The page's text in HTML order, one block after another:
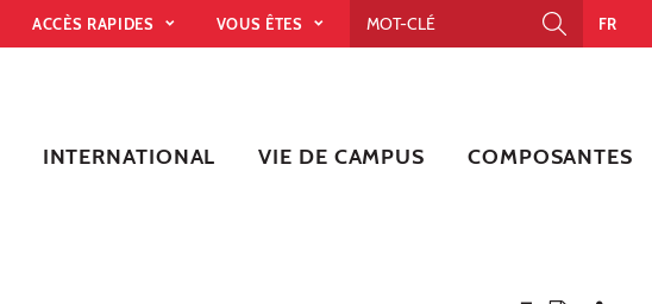
ACCÈS RAPIDES VOUS ÊTES FR
INTERNATIONAL VIE DE CAMPUS COMPOSANTES